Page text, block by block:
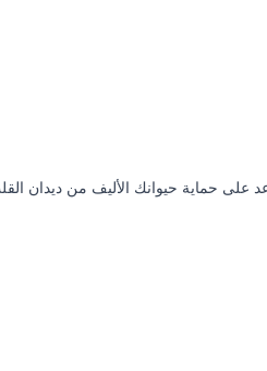
حماية حيوانك الأليف من ديدان